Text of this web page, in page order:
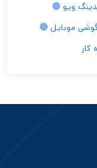
موبایل 🔴
کار